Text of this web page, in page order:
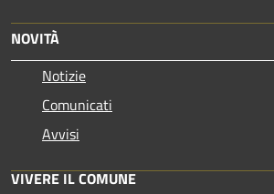
NOVITÀ
Notizie
Comunicati
Avvisi
VIVERE IL COMUNE